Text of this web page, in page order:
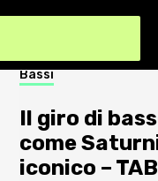
Impostazioni dei cookie
Chi Siamo
Newsletter
Bassi
Il giro di
come
iconico – TAB